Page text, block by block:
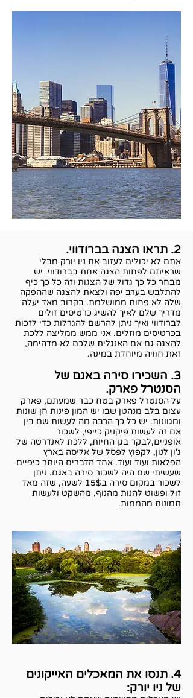
2. תראו הצגה בברודווי.
אתם לא יכולים לעזוב את ניו יורק מבלי
שראיתם לפחות הצגה אחת בברודווי. יש
מבחר כל כך גדול של הצגות וזה כל כך כיף
להתלבש בערב יפה ולצאת להצגה שההפקה
שלה לא פחות ממושלמת. בקרוב מאד יעלה
מדריך שלם לאיך להשיג כרטיסים זולים
לברודווי ואיך ניתן להרשם להגרלות כדי לזכות
בכרטיסים מוזלים. אני ממש ממליצה ללכת
להצגה גם אם האנגלית שלכם לא מדהימה,
זאת חוויה מיוחדת במינה.
3. השכירו סירה באגם של
הסנטרל פארק.
על הסנטרל פארק בטח כבר שמעתם, פארק
עצום בלב מנהטן שבו יש המון פינות חן שונות
ומגוונות. יש כל כך הרבה מה לעשות שם בין
אם זה לעשות פיקניק כייפי, לשכור
אופניים,לבקר בגן החיות, ללכת לאנדרטה של
ג'ון לנון, לקפוץ לפסל של אליסה בארץ
הפלאות ועוד ועוד. אחד הדברים היותר כיפיים
שעשיתי שם היה לשכור סירה באגם. ניתן
לשכור במקום סירה ב15$ לשעה, שזה מאד
זול ופשוט להנות מהנוף, מהשקט ולעשות
תמונות מהממות.
4. תנסו את המאכלים האייקונים
של ניו יורק: